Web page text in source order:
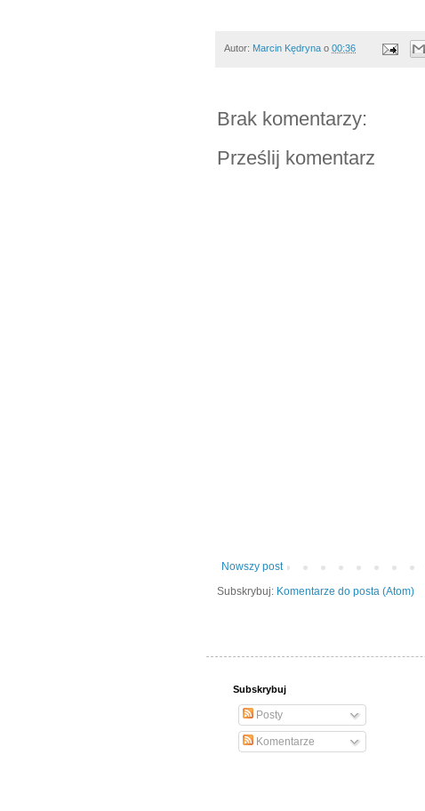
Autor: Marcin Kędryna o 00:36
Brak komentarzy:
Prześlij komentarz
Nowszy post
Subskrybuj: Komentarze do posta (Atom)
Subskrybuj
Posty
Komentarze